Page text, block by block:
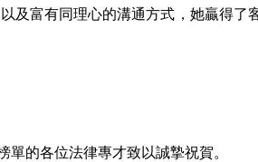
及富有同理心的溝通方式，她贏得了
的各位法律專才致以誠摯祝賀。